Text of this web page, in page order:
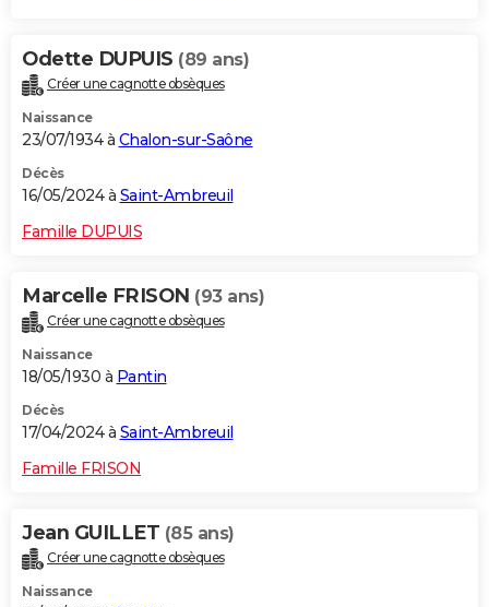
Odette DUPUIS (89 ans)
Créer une cagnotte obsèques
Naissance
23/07/1934 à Chalon-sur-Saône
Décès
16/05/2024 à Saint-Ambreuil
Famille DUPUIS
Marcelle FRISON (93 ans)
Créer une cagnotte obsèques
Naissance
18/05/1930 à Pantin
Décès
17/04/2024 à Saint-Ambreuil
Famille FRISON
Jean GUILLET (85 ans)
Créer une cagnotte obsèques
Naissance